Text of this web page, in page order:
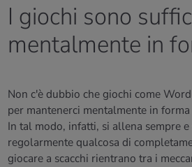
I giochi sono
mentalmente in
Non c'è dubbio che giochi come
per mantenerci mentalmente in
In tal modo, infatti, si allena sempre
regolarmente qualcosa di
giocare a scacchi rientrano tra i